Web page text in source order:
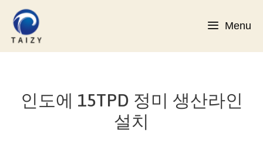
Menu
인도에 15TPD 정미 생산라인
설치